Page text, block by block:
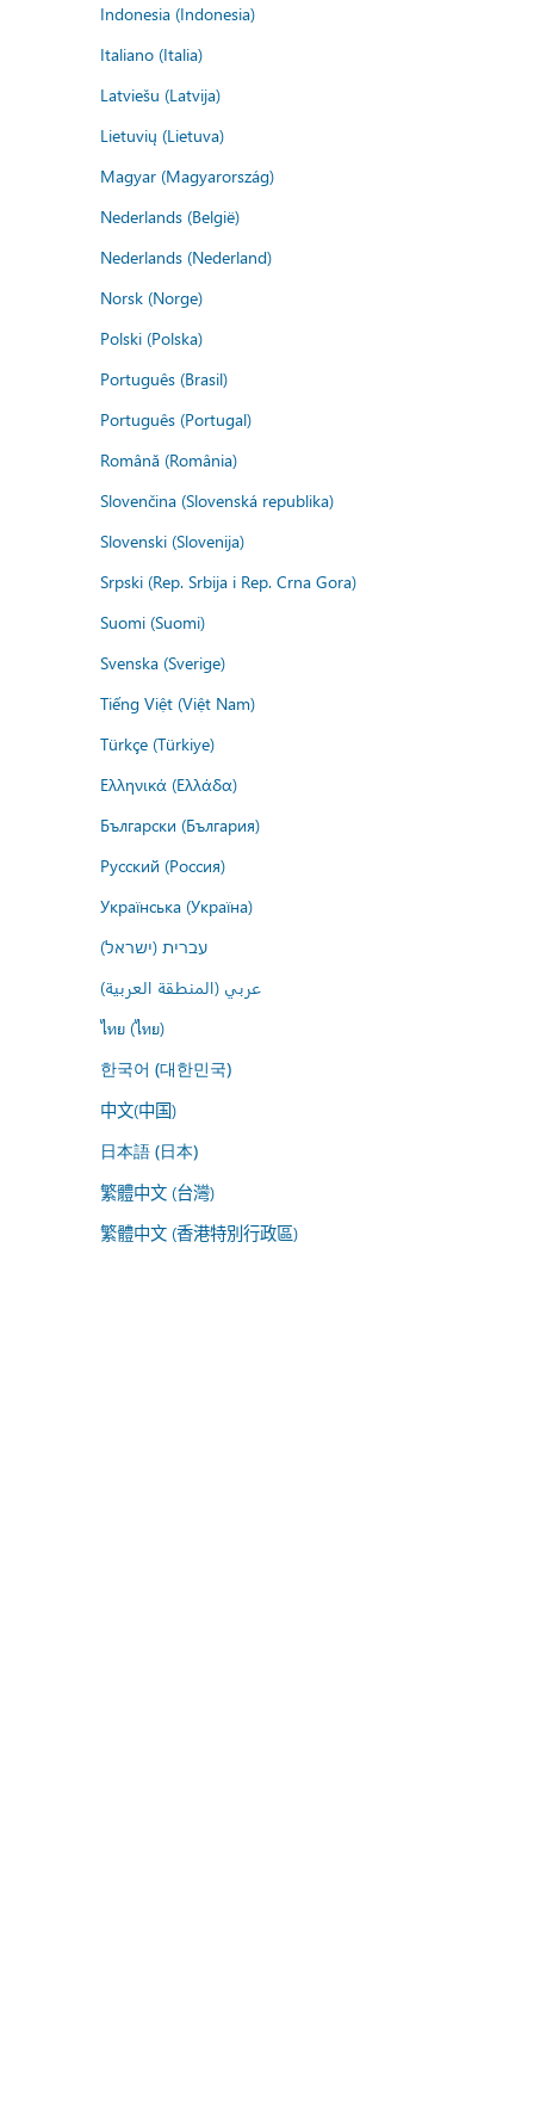
Indonesia (Indonesia)
Italiano (Italia)
Latviešu (Latvija)
Lietuvių (Lietuva)
Magyar (Magyarország)
Nederlands (België)
Nederlands (Nederland)
Norsk (Norge)
Polski (Polska)
Português (Brasil)
Português (Portugal)
Română (România)
Slovenčina (Slovenská republika)
Slovenski (Slovenija)
Srpski (Rep. Srbija i Rep. Crna Gora)
Suomi (Suomi)
Svenska (Sverige)
Tiếng Việt (Việt Nam)
Türkçe (Türkiye)
Ελληνικά (Ελλάδα)
Български (България)
Русский (Россия)
Українська (Україна)
עברית (ישראל)
عربي (المنطقة العربية)
ไทย (ไทย)
한국어 (대한민국)
中文(中国)
日本語 (日本)
繁體中文 (台灣)
繁體中文 (香港特別行政區)